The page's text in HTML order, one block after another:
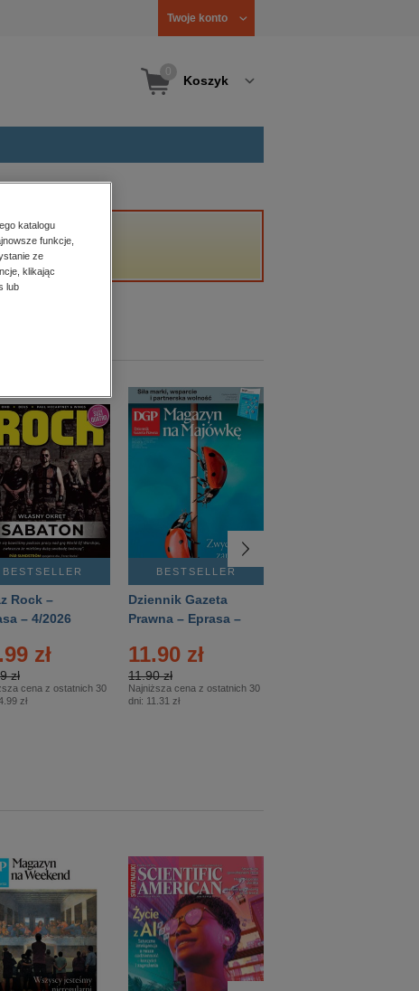
Twoje konto
Koszyk
BESTSELLER
Rock –
– 4/2026
zł
zł
cena z ostatnich 30
zł
BESTSELLER
Dziennik Gazeta
Prawna – Eprasa –
11.90 zł
11.90 zł
Najniższa cena z ostatnich 30
dni: 11.31 zł
katalogu
funkcje,
ze
klikając
lub